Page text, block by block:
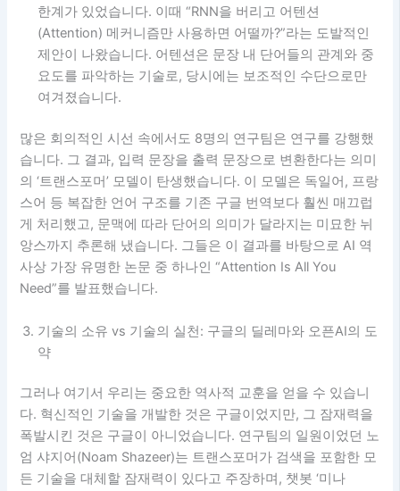
한계가 있었습니다. 이때 “RNN을 버리고 어텐션
(Attention) 메커니즘만 사용하면 어떨까?”라는 도발적인
제안이 나왔습니다. 어텐션은 문장 내 단어들의 관계와 중
요도를 파악하는 기술로, 당시에는 보조적인 수단으로만
여겨졌습니다.
많은 회의적인 시선 속에서도 8명의 연구팀은 연구를 강행했
습니다. 그 결과, 입력 문장을 출력 문장으로 변환한다는 의미
의 ‘트랜스포머’ 모델이 탄생했습니다. 이 모델은 독일어, 프랑
스어 등 복잡한 언어 구조를 기존 구글 번역보다 훨씬 매끄럽
게 처리했고, 문맥에 따라 단어의 의미가 달라지는 미묘한 뉘
앙스까지 추론해 냈습니다. 그들은 이 결과를 바탕으로 AI 역
사상 가장 유명한 논문 중 하나인 “Attention Is All You
Need”를 발표했습니다.
기술의 소유 vs 기술의 실천: 구글의 딜레마와 오픈AI의 도
약
그러나 여기서 우리는 중요한 역사적 교훈을 얻을 수 있습니
다. 혁신적인 기술을 개발한 것은 구글이었지만, 그 잠재력을
폭발시킨 것은 구글이 아니었습니다. 연구팀의 일원이었던 노
엄 샤지어(Noam Shazeer)는 트랜스포머가 검색을 포함한 모
든 기술을 대체할 잠재력이 있다고 주장하며, 챗봇 ‘미나